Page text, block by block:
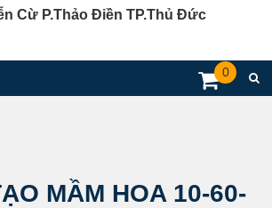
Cừ P.Thảo Điền TP.Thủ Đức
0
MẦM HOA 10-60-